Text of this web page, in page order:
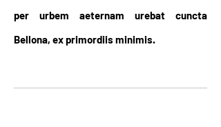
per urbem aeternam urebat cuncta
Bellona, ex primordiis minimis.